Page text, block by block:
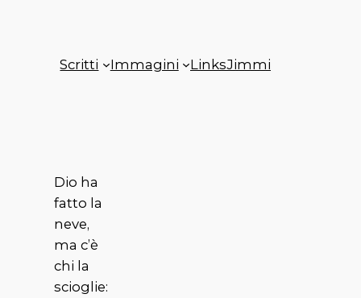
Scritti Immagini LinksJimmi
Dio ha
fatto la
neve,
ma c’è
chi la
scioglie: